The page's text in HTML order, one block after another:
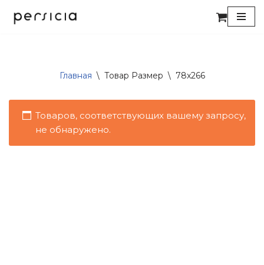
Главная \ Товар Размер \ 78x266
Товаров, соответствующих вашему запросу,
не обнаружено.